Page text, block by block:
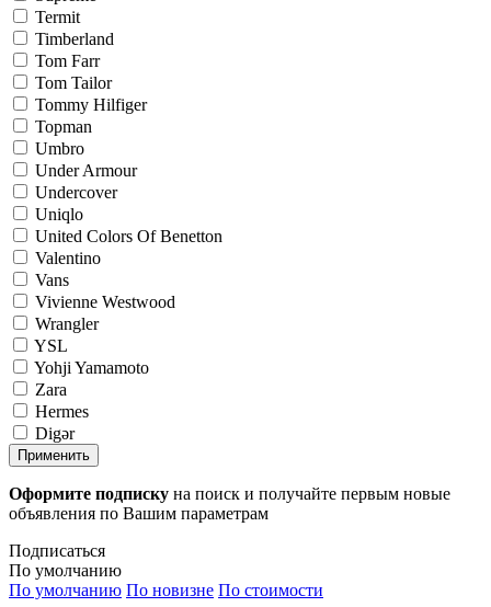
Termit
Timberland
Tom Farr
Tom Tailor
Tommy Hilfiger
Topman
Umbro
Under Armour
Undercover
Uniqlo
United Colors Of Benetton
Valentino
Vans
Vivienne Westwood
Wrangler
YSL
Yohji Yamamoto
Zara
Hermes
Digər
Применить
Оформите подписку на поиск и получайте первым новые
объявления по Вашим параметрам
Подписаться
По умолчанию
По умолчанию По новизне По стоимости